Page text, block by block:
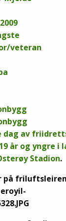
veteran
dag av
år og yngre i
Stadion.
på